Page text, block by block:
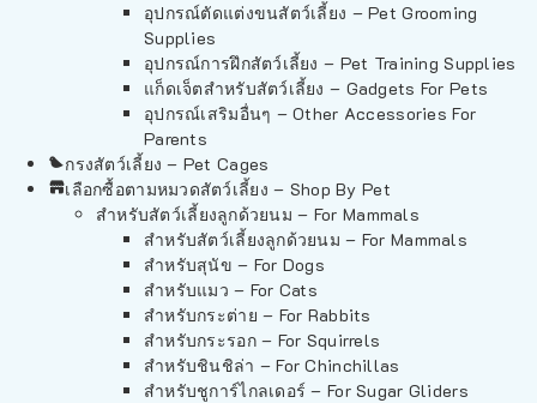
อุปกรณ์ตัดแต่งขนสัตว์เลี้ยง – Pet Grooming
Supplies
อุปกรณ์การฝึกสัตว์เลี้ยง – Pet Training Supplies
แก็ดเจ็ตสำหรับสัตว์เลี้ยง – Gadgets For Pets
อุปกรณ์เสริมอื่นๆ – Other Accessories For
Parents
กรงสัตว์เลี้ยง – Pet Cages
เลือกซื้อตามหมวดสัตว์เลี้ยง – Shop By Pet
สำหรับสัตว์เลี้ยงลูกด้วยนม – For Mammals
สำหรับสัตว์เลี้ยงลูกด้วยนม – For Mammals
สำหรับสุนัข – For Dogs
สำหรับแมว – For Cats
สำหรับกระต่าย – For Rabbits
สำหรับกระรอก – For Squirrels
สำหรับชินชิล่า – For Chinchillas
สำหรับชูการ์ไกลเดอร์ – For Sugar Gliders